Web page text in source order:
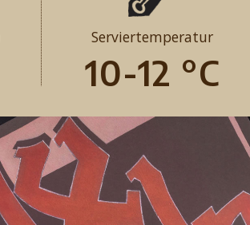
Serviertemperatur
10-12 °C